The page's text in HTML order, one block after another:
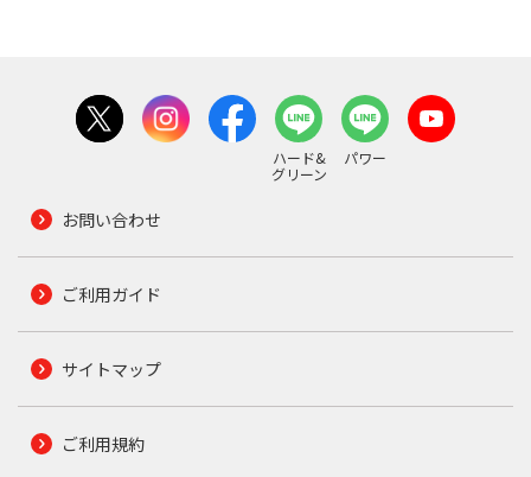
ハード&
グリーン
パワー
お問い合わせ
ご利用ガイド
サイトマップ
ご利用規約